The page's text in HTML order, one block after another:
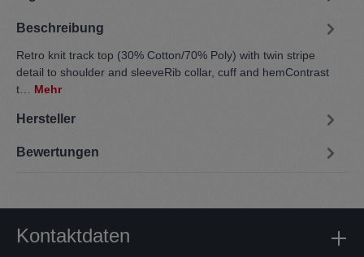
Beschreibung
Retro knit track top (30% Cotton/70% Poly) with twin stripe
detail to shoulder and sleeveRib collar, cuff and hemContrast
t… Mehr
Hersteller
Bewertungen
Kontaktdaten